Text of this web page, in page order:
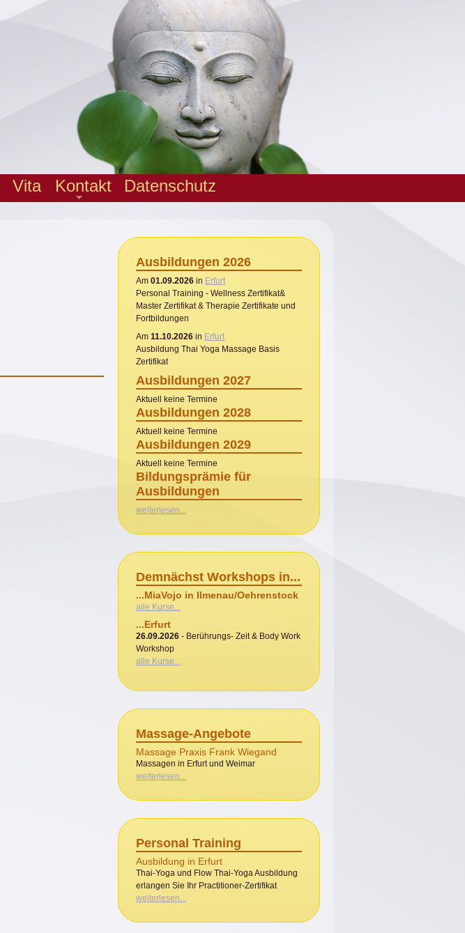
Vita Kontakt Datenschutz
Ausbildungen 2026
Am 01.09.2026 in Erfurt
Personal Training - Wellness Zertifikat&
Master Zertifikat & Therapie Zertifikate und
Fortbildungen
Am 11.10.2026 in Erfurt
Ausbildung Thai Yoga Massage Basis
Zertifikat
Ausbildungen 2027
Aktuell keine Termine
Ausbildungen 2028
Aktuell keine Termine
Ausbildungen 2029
Aktuell keine Termine
Bildungsprämie für
Ausbildungen
weiterlesen...
Demnächst Workshops in...
...MiaVojo in Ilmenau/Oehrenstock
alle Kurse...
...Erfurt
26.09.2026 - Berührungs- Zeit & Body Work
Workshop
alle Kurse...
Massage-Angebote
Massage Praxis Frank Wiegand
Massagen in Erfurt und Weimar
weiterlesen...
Personal Training
Ausbildung in Erfurt
Thai-Yoga und Flow Thai-Yoga Ausbildung
erlangen Sie Ihr Practitioner-Zertifikat
weiterlesen...